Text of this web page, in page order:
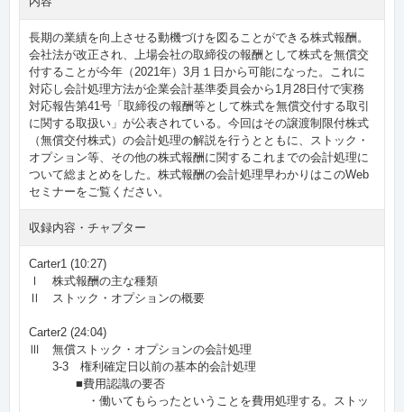
長期の業績を向上させる動機づけを図ることができる株式報酬。
会社法が改正され、上場会社の取締役の報酬として株式を無償交
付することが今年（2021年）3月１日から可能になった。これに
対応し会計処理方法が企業会計基準委員会から1月28日付で実務
対応報告第41号「取締役の報酬等として株式を無償交付する取引
に関する取扱い」が公表されている。今回はその譲渡制限付株式
（無償交付株式）の会計処理の解説を行うとともに、ストック・
オプション等、その他の株式報酬に関するこれまでの会計処理に
ついて総まとめをした。株式報酬の会計処理早わかりはこのWeb
セミナーをご覧ください。
収録内容・チャプター
Carter1 (10:27)
Ⅰ 株式報酬の主な種類
Ⅱ ストック・オプションの概要
Carter2 (24:04)
Ⅲ 無償ストック・オプションの会計処理
3-3 権利確定日以前の基本的会計処理
■費用認識の要否
・働いてもらったということを費用処理する。ストッ